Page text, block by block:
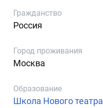
Гражданство
Россия
Город проживания
Москва
Образование
Школа Нового театра